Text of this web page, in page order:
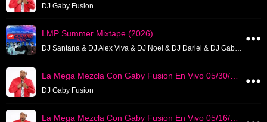
DJ Gaby Fusion
LMP Summer Mixtape (2026)
DJ Santana & DJ Alex Viva & DJ Noel & DJ Dariel & DJ Gaby Fusion & DJ Rabia & DJ Chris & DJ Noni
DJ Gaby Fusion